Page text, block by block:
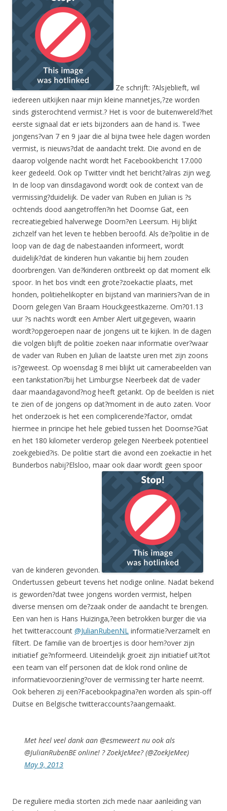
Ze schrijft: ?Alsjeblieft, wil
iedereen uitkijken naar mijn kleine mannetjes,?ze worden
sinds gisterochtend vermist.? Het is voor de buitenwereld?het
eerste signaal dat er iets bijzonders aan de hand is. Twee
jongens?van 7 en 9 jaar die al bijna twee hele dagen worden
vermist, is nieuws?dat de aandacht trekt. Die avond en de
daarop volgende nacht wordt het Facebookbericht 17.000
keer gedeeld. Ook op Twitter vindt het bericht?alras zijn weg.
In de loop van dinsdagavond wordt ook de context van de
vermissing?duidelijk. De vader van Ruben en Julian is ?s
ochtends dood aangetroffen?in het Doornse Gat, een
recreatiegebied halverwege Doorn?en Leersum. Hij blijkt
zichzelf van het leven te hebben beroofd. Als de?politie in de
loop van de dag de nabestaanden informeert, wordt
duidelijk?dat de kinderen hun vakantie bij hem zouden
doorbrengen. Van de?kinderen ontbreekt op dat moment elk
spoor. In het bos vindt een grote?zoekactie plaats, met
honden, politiehelikopter en bijstand van mariniers?van de in
Doorn gelegen Van Braam Houckgeestkazerne. Om?01.13
uur ?s nachts wordt een Amber Alert uitgegeven, waarin
wordt?opgeroepen naar de jongens uit te kijken. In de dagen
die volgen blijft de politie zoeken naar informatie over?waar
de vader van Ruben en Julian de laatste uren met zijn zoons
is?geweest. Op woensdag 8 mei blijkt uit camerabeelden van
een tankstation?bij het Limburgse Neerbeek dat de vader
daar maandagavond?nog heeft getankt. Op de beelden is niet
te zien of de jongens op dat?moment in de auto zaten. Voor
het onderzoek is het een complicerende?factor, omdat
hiermee in principe het hele gebied tussen het Doornse?Gat
en het 180 kilometer verderop gelegen Neerbeek potentieel
zoekgebied?is. De politie start die avond een zoekactie in het
Bunderbos nabij?Elsloo, maar ook daar wordt geen spoor
van de kinderen gevonden.
Ondertussen gebeurt tevens het nodige online. Nadat bekend
is geworden?dat twee jongens worden vermist, helpen
diverse mensen om de?zaak onder de aandacht te brengen.
Een van hen is Hans Huizinga,?een betrokken burger die via
het twitteraccount @JulianRubenNL informatie?verzamelt en
filtert. De familie van de broertjes is door hem?over zijn
initiatief ge?nformeerd. Uiteindelijk groeit zijn initiatief uit?tot
een team van elf personen dat de klok rond online de
informatievoorziening?over de vermissing ter harte neemt.
Ook beheren zij een?Facebookpagina?en worden als spin-off
Duitse en Belgische twitteraccounts?aangemaakt.
Met heel veel dank aan @esmeweert nu ook als
@JulianRubenBE online! ? ZoekJeMee? (@ZoekJeMee)
May 9, 2013
De reguliere media storten zich mede naar aanleiding van